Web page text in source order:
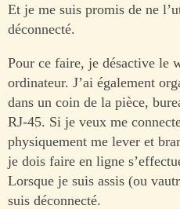
Et je me suis promis de ne
déconnecté.
Pour ce faire, je désactive le
ordinateur. J’ai également
dans un coin de la pièce,
RJ-45. Si je veux me
physiquement me lever et
je dois faire en ligne
Lorsque je suis assis (ou
suis déconnecté.